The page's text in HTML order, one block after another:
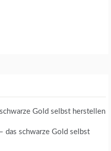
Gold selbst herstellen
das schwarze Gold selbst